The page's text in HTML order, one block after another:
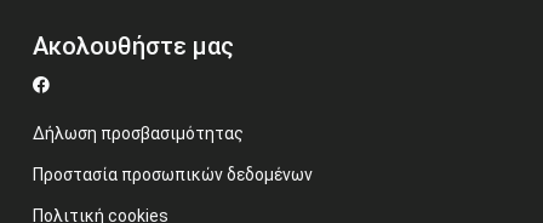
Ακολουθήστε μας
Δήλωση προσβασιμότητας
Προστασία προσωπικών δεδομένων
Πολιτική cookies